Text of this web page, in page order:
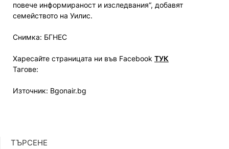
повече информираност и изследвания“, добавят
семейството на Уилис.
Снимка: БГНЕС
Харесайте страницата ни във Facebook ТУК
Тагове:
Източник: Bgonair.bg
ТЪРСЕНЕ